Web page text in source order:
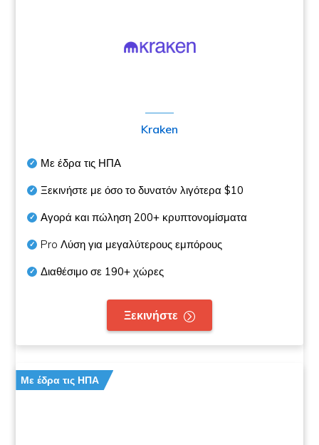
Kraken
Με έδρα τις ΗΠΑ
Ξεκινήστε με όσο το δυνατόν λιγότερα$10
Αγορά και πώληση200+ κρυπτονομίσματα
Pro Λύση για μεγαλύτερους εμπόρους
Διαθέσιμο σε 190+ χώρες
Ξεκινήστε
Με έδρα τις ΗΠΑ